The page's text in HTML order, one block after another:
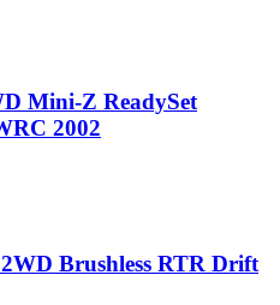
Mini-Z ReadySet
2002
Brushless RTR Drift